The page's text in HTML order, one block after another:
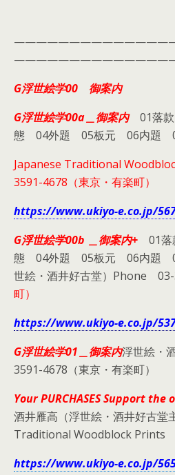
G浮世絵学00 御案内
G浮世絵学00a＿御案内01落款
態 04外題 05板元 06内
Japanese Traditional
3591-4678（東京・有楽町）
https://www.ukiyo-e.co.jp/
G浮世絵学00b ＿御案内+ 01
態 04外題 05板元 06内題
世絵・酒井好古堂）Phone
町）
https://www.ukiyo-e.co.jp/
G浮世絵学01＿御案内浮世絵・
3591-4678（東京・有楽町）
Your PURCHASES Support
酒井雁高（浮世絵・酒井好古堂
Traditional Woodblock Prints
https://www.ukiyo-e.co.jp/